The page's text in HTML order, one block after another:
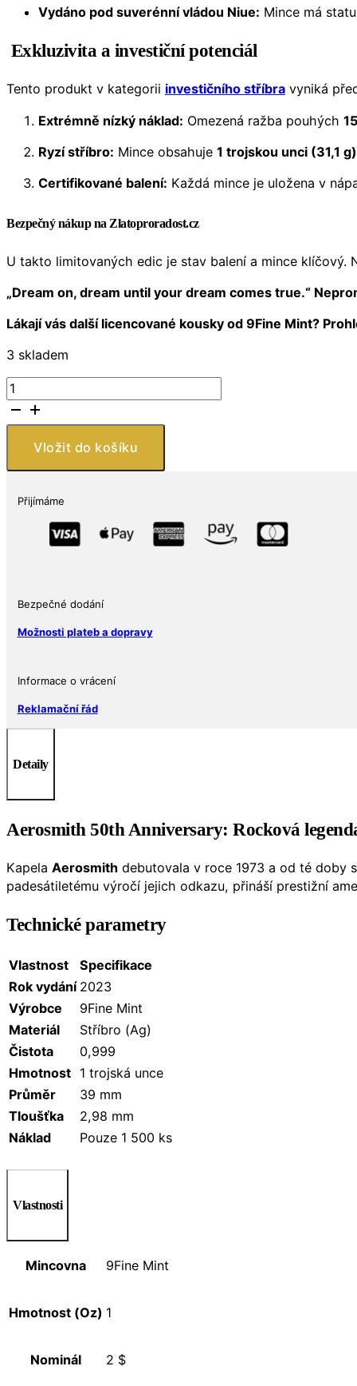
Vydáno pod suverénní vládou Niue: Mince má
Exkluzivita a investiční potenciál
Tento produkt v kategorii investičního stříbra vyniká
Extrémně nízký náklad: Omezená ražba pouhých
Ryzí stříbro: Mince obsahuje 1 trojskou unci (31,1
Certifikované balení: Každá mince je uložena v
Bezpečný nákup na Zlatoproradost.cz
U takto limitovaných edic je stav balení a mince klíčový.
„Dream on, dream until your dream comes true.“
Lákají vás další licencované kousky od 9Fine Mint?
3 skladem
9Fine
Mint
Aerosmith
Colorized
On
oz
Ag
BU
Vložit do košíku
Přijímáme
Bezpečné dodání
Možnosti plateb a dopravy
Informace o vrácení
Reklamační řád
Detaily
Aerosmith 50th Anniversary: Rocková
Kapela Aerosmith debutovala v roce 1973 a od té doby
padesátiletému výročí jejich odkazu, přináší prestižní
Technické parametry
Vlastnost
Specifikace
Rok vydání 2023
Výrobce
9Fine Mint
Materiál
Stříbro (Ag)
Čistota
0,999
Hmotnost 1 trojská unce
Průměr
39 mm
Tloušťka
2,98 mm
Náklad
Pouze 1 500 ks
Vlastnosti
Mincovna 9Fine Mint
Hmotnost (Oz) 1
Nominál 2 $